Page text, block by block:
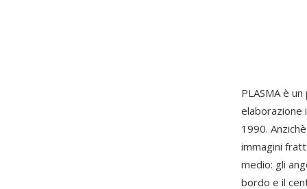
PLASMA è
elaborazione
1990.
immagini
medio: gli
bordo e il